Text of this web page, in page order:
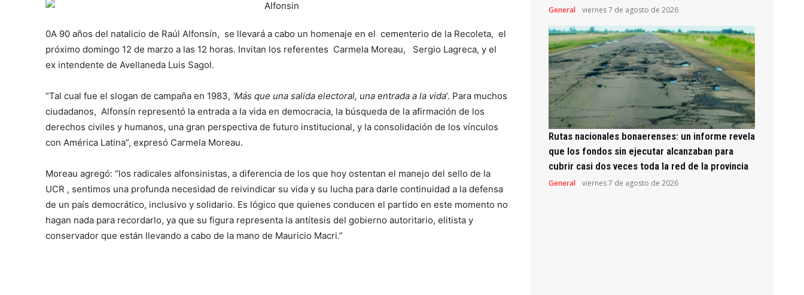
0A 90 años del natalicio de Raúl Alfonsín, se llevará a cabo un homenaje en el cementerio de la Recoleta, el
próximo domingo 12 de marzo a las 12 horas. Invitan los referentes Carmela Moreau, Sergio Lagreca, y el
ex intendente de Avellaneda Luis Sagol.
“Tal cual fue el slogan de campaña en 1983, ‘Más que una salida electoral, una entrada a la vida‘. Para muchos
ciudadanos, Alfonsín representó la entrada a la vida en democracia, la búsqueda de la afirmación de los
derechos civiles y humanos, una gran perspectiva de futuro institucional, y la consolidación de los vínculos
con América Latina”, expresó Carmela Moreau.
Moreau agregó: “los radicales alfonsinistas, a diferencia de los que hoy ostentan el manejo del sello de la
UCR , sentimos una profunda necesidad de reivindicar su vida y su lucha para darle continuidad a la defensa
de un país democrático, inclusivo y solidario. Es lógico que quienes conducen el partido en este momento no
hagan nada para recordarlo, ya que su figura representa la antítesis del gobierno autoritario, elitista y
conservador que están llevando a cabo de la mano de Mauricio Macri.”
General viernes 7 de agosto de 2026
Rutas nacionales bonaerenses: un informe revela
que los fondos sin ejecutar alcanzaban para
cubrir casi dos veces toda la red de la provincia
General viernes 7 de agosto de 2026